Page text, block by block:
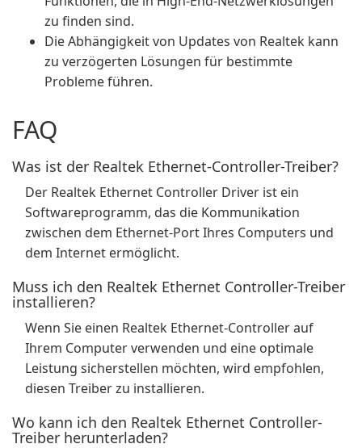
zu finden sind.
Die Abhängigkeit von Updates von Realtek kann
zu verzögerten Lösungen für bestimmte
Probleme führen.
FAQ
Was ist der Realtek Ethernet-Controller-Treiber?
Der Realtek Ethernet Controller Driver ist ein
Softwareprogramm, das die Kommunikation
zwischen dem Ethernet-Port Ihres Computers und
dem Internet ermöglicht.
Muss ich den Realtek Ethernet Controller-Treiber
installieren?
Wenn Sie einen Realtek Ethernet-Controller auf
Ihrem Computer verwenden und eine optimale
Leistung sicherstellen möchten, wird empfohlen,
diesen Treiber zu installieren.
Wo kann ich den Realtek Ethernet Controller-
Treiber herunterladen?